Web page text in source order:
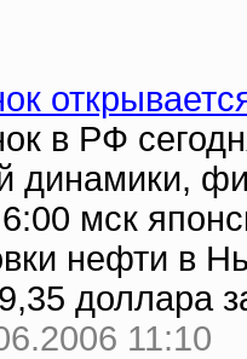
в РФ
динамики,
мск
нефти в
доллара
11:10